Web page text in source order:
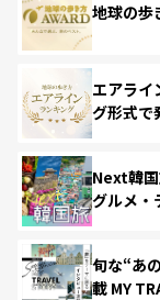
地球の歩
エアラ
グ形式で
Next韓
グルメ・
旬な“あ
載 MY